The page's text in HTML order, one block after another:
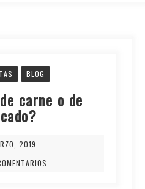
BLOG
carne o de
2019